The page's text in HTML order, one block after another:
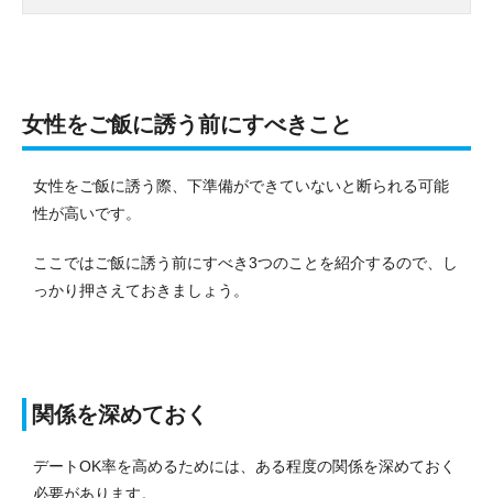
女性をご飯に誘う前にすべきこと
女性をご飯に誘う際、下準備ができていないと断られる可能
性が高いです。
ここではご飯に誘う前にすべき3つのことを紹介するので、し
っかり押さえておきましょう。
関係を深めておく
デートOK率を高めるためには、ある程度の関係を深めておく
必要があります。